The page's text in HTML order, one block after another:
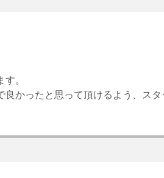
。
かったと思って頂けるよう、スタ